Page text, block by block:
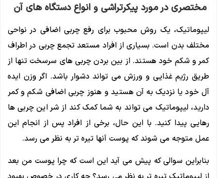
مختصری در مورد پیکرتراشی و انواع دستگاه های آن
لیپوماتیک، یک روش محبوب برای رفع چربی اضافی در نواحی
مختلف بدن است. بسیاری از افراد مستعد تجمع چربی در اطراف
کمر و شکم خود هستند. از بین بردن چربی های سرسخت تنها از
طریق رژیم غذایی و ورزش می تواند دشوار باشد. اگر وزن ایده
آل خود یا نزدیک به آن هستید و هنوز چربی اضافی شکم و کمر
دارید، لیپوماتیک می تواند به شما کمک کند از شر این چربی ها
رهایی پیدا کنید. با این حال، برخی از افراد پس از انجام این
عمل متوجه می شوند که پوست آنها تیره تر به نظر می رسد.
بنابراین سوالی که پیش می آید این است که چرا پوست من بعد